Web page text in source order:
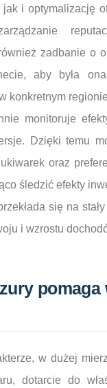
i optymalizację
zadbanie o
aby była
konkretnym
monitoruje
Dzięki temu
oraz
śledzić efekty
się na
i wzrostu
w dużej
dotarcie do